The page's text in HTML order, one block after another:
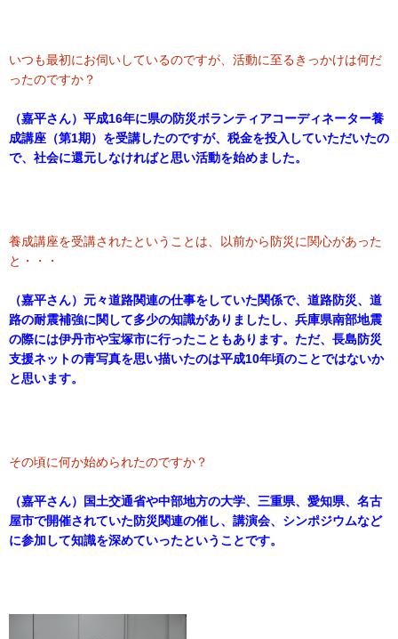
いつも最初にお伺いしているのですが、活動に至るきっかけは何だ
ったのですか？
（嘉平さん）平成16年に県の防災ボランティアコーディネーター養
成講座（第1期）を受講したのですが、税金を投入していただいたの
で、社会に還元しなければと思い活動を始めました。
養成講座を受講されたということは、以前から防災に関心があった
と・・・
（嘉平さん）元々道路関連の仕事をしていた関係で、道路防災、道
路の耐震補強に関して多少の知識がありましたし、兵庫県南部地震
の際には伊丹市や宝塚市に行ったこともあります。ただ、長島防災
支援ネットの青写真を思い描いたのは平成10年頃のことではないか
と思います。
その頃に何か始められたのですか？
（嘉平さん）国土交通省や中部地方の大学、三重県、愛知県、名古
屋市で開催されていた防災関連の催し、講演会、シンポジウムなど
に参加して知識を深めていったということです。